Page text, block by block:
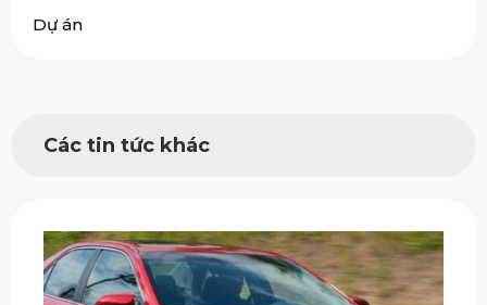
Dự án
Các tin tức khác